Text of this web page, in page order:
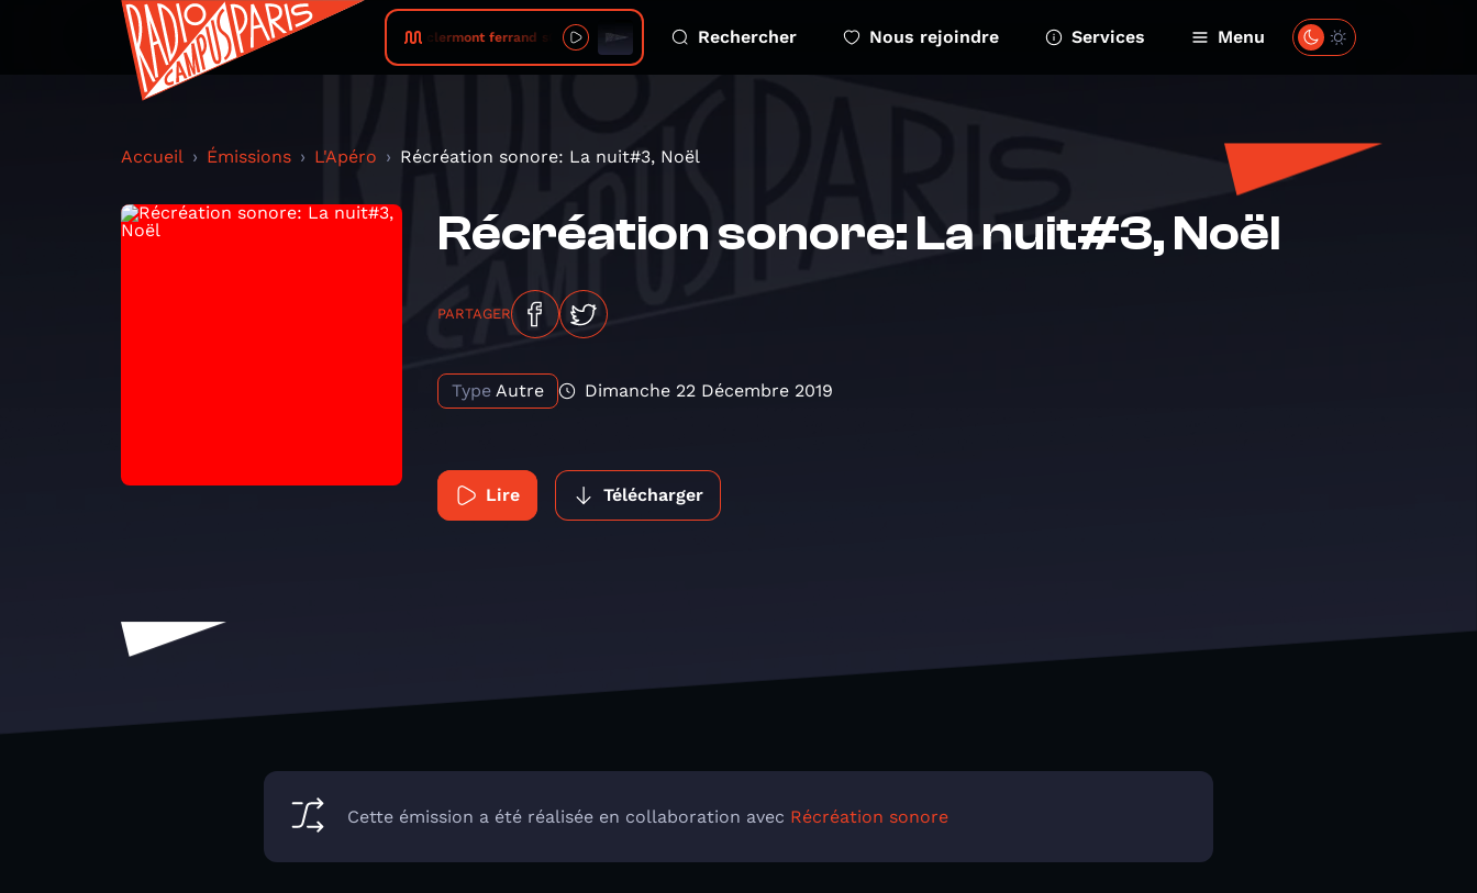
Clermont-Ferrand • La Radio des tas 2026 08 07 clermont ferrand s04e06 session Rechercher Nous rejoindre Services Menu
Accueil Émissions L'Apéro Récréation sonore: La nuit#3, Noël
Récréation sonore: La nuit#3, Noël
PARTAGER
Type Autre Dimanche 22 Décembre 2019
Lire Télécharger
Cette émission a été réalisée en collaboration avec Récréation sonore